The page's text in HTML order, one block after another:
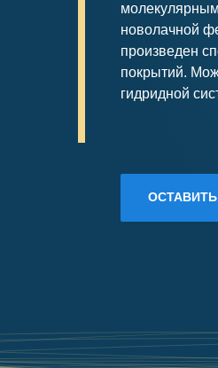
новолачной
произведен
покрытий.
гидридной